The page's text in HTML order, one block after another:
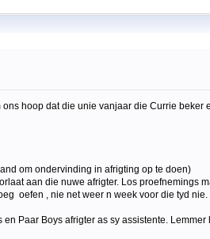
hoop dat die unie vanjaar die Currie
om ondervinding in afrigting op te doen)
aan die nuwe afrigter. Los proefnemings
oefen , nie net weer n week voor die tyd nie.
Paar Boys afrigter as sy assistente.